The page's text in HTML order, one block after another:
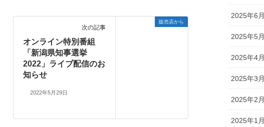
販売店から
次の記事
オンライン特別番組
「新潟県知事選挙
2022」ライブ配信のお
知らせ
2022年5月29日
2025年6月
2025年5月
2025年4月
2025年3月
2025年2月
2025年1月